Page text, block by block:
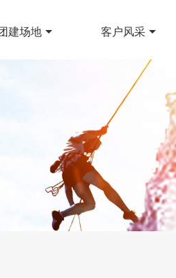
建场地 客户风采